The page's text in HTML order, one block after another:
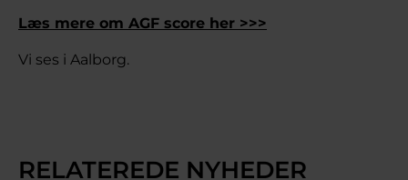
Læs mere om AGF score her >>>
Vi ses i Aalborg.
RELATEREDE NYHEDER